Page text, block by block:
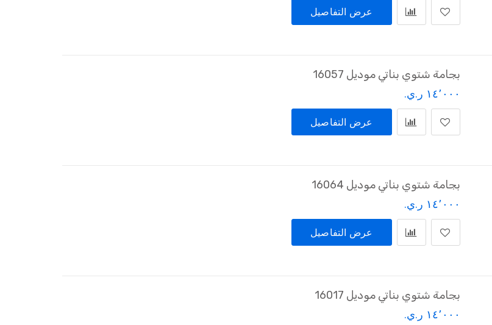
عرض التفاصيل
بجامة شتوي بناتي موديل 16057
١٤٬٠٠٠ ر.ي.‏
عرض التفاصيل
بجامة شتوي بناتي موديل 16064
١٤٬٠٠٠ ر.ي.‏
عرض التفاصيل
بجامة شتوي بناتي موديل 16017
١٤٬٠٠٠ ر.ي.‏